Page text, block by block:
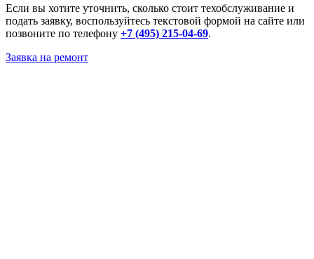
Если вы хотите уточнить, сколько стоит техобслуживание и
подать заявку, воспользуйтесь текстовой формой на сайте или
позвоните по телефону +7 (495) 215-04-69.
Заявка на ремонт